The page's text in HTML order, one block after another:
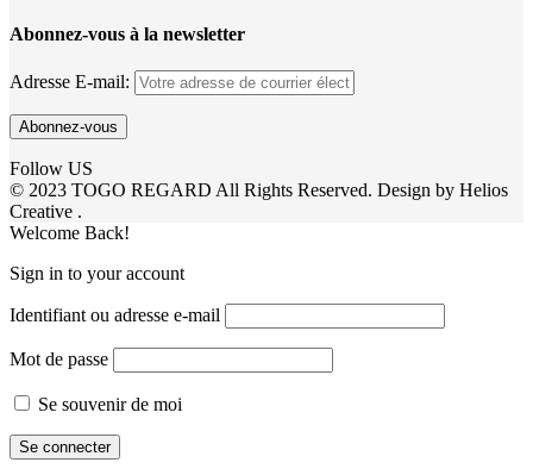
Abonnez-vous à la newsletter
Adresse E-mail:
Follow US
© 2023 TOGO REGARD All Rights Reserved. Design by Helios
Creative .
Welcome Back!
Sign in to your account
Identifiant ou adresse e-mail
Mot de passe
Se souvenir de moi